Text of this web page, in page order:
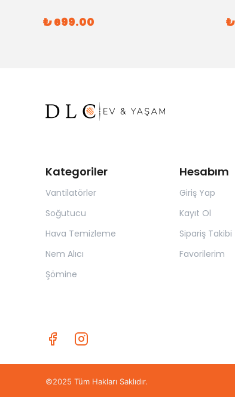
₺ 699.00
Kategoriler
Vantilatörler
Soğutucu
Hava Temizleme
Nem Alıcı
Şömine
Hesabım
Giriş Yap
Kayıt Ol
Sipariş Takibi
Favorilerim
©2025 Tüm Hakları Saklıdır.